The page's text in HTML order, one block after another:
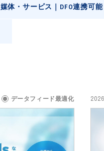
媒体・サービス｜DFO連携可能
データフィード最適化